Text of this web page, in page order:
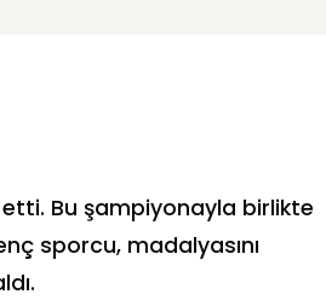
etti. Bu şampiyonayla birlikte
sporcu, madalyasını